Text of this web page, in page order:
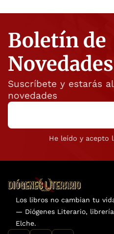
Boletín de
Novedades
Suscríbete y estarás
novedades
He leído y acepto
Los libros no cambian tu
— Diógenes Literario,
Elche.